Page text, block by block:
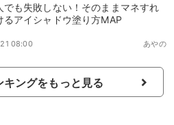
でも失敗しない！そのままマネすれ
るアイシャドウ塗り方MAP
あやの
08:00
キングをもっと見る